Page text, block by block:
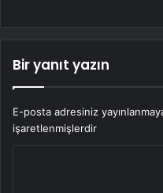
Bir yanıt yazın
E-posta adresiniz
işaretlenmişlerdir